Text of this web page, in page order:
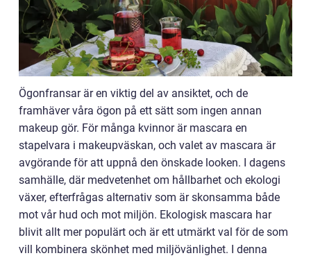
Ögonfransar är en viktig del av ansiktet, och de
framhäver våra ögon på ett sätt som ingen annan
makeup gör. För många kvinnor är mascara en
stapelvara i makeupväskan, och valet av mascara är
avgörande för att uppnå den önskade looken. I dagens
samhälle, där medvetenhet om hållbarhet och ekologi
växer, efterfrågas alternativ som är skonsamma både
mot vår hud och mot miljön. Ekologisk mascara har
blivit allt mer populärt och är ett utmärkt val för de som
vill kombinera skönhet med miljövänlighet. I denna